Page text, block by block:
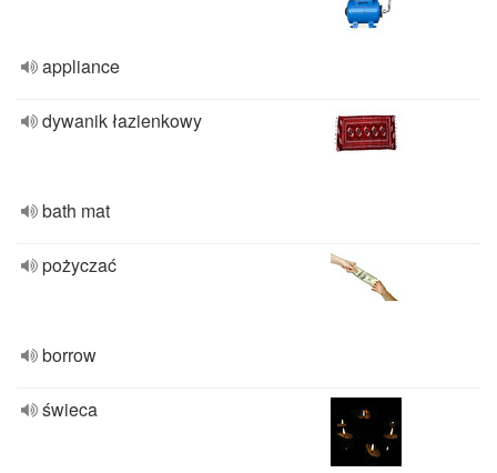
appliance
dywanik łazienkowy
bath mat
pożyczać
borrow
świeca